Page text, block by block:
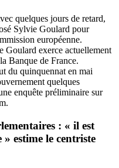
quelques jours de retard,
Sylvie Goulard pour
européenne.
Goulard exerce actuellement
Banque de France.
du quinquennat en mai
quelques
enquête préliminaire sur
.
: « il est
» estime le centriste